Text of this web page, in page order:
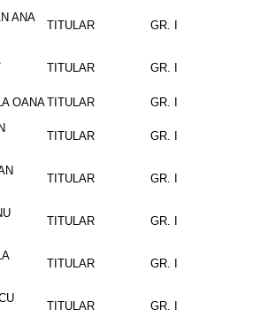
ANA
TITULAR GR. I
TITULAR GR. I
OANATITULAR GR. I
TITULAR GR. I
TITULAR GR. I
TITULAR GR. I
TITULAR GR. I
TITULAR GR. I